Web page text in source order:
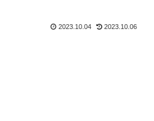
2023.10.04 2023.10.06